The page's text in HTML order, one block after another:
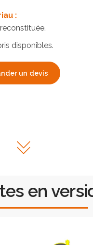
:
disponibles.
un devis
en